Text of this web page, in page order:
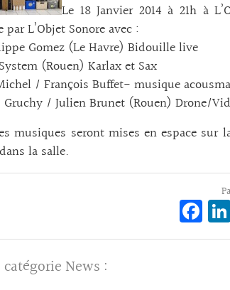
Le 18 Janvier 2014 à 21h à
par L’Objet Sonore avec :
Gomez (Le Havre) Bidouille live
(Rouen) Karlax et Sax
/ François Buffet- musique
Gruchy / Julien Brunet (Rouen) Drone/
musiques seront mises en espace
la salle.
Fa
ce
catégorie News :